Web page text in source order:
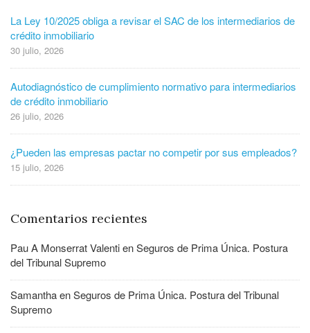
La Ley 10/2025 obliga a revisar el SAC de los intermediarios de
crédito inmobiliario
30 julio, 2026
Autodiagnóstico de cumplimiento normativo para intermediarios
de crédito inmobiliario
26 julio, 2026
¿Pueden las empresas pactar no competir por sus empleados?
15 julio, 2026
Comentarios recientes
Pau A Monserrat ValentienSeguros de Prima Única. Postura
del Tribunal Supremo
SamanthaenSeguros de Prima Única. Postura del Tribunal
Supremo